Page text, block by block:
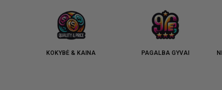
KOKYBĖ & KAINA PAGALBA GYVAI